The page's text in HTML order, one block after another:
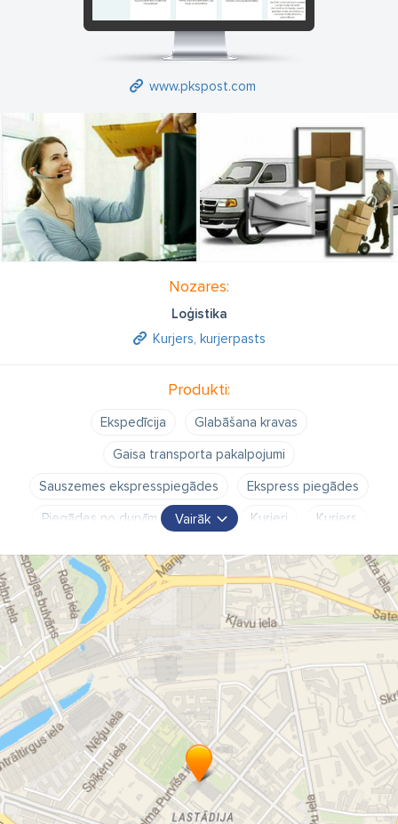
www.pkspost.com
Nozares:
Loģistika
Kurjers, kurjerpasts
Produkti:
Ekspedīcija
Glabāšana kravas
Gaisa transporta pakalpojumi
Sauszemes ekspresspiegādes
Ekspress piegādes
Piegādes no durvīm līdz durvīm
Kurjeri
Kurjers
Bīstamas kravas
Ekspedīcija
Glabāšana kravas
Kravu pārvadājumi
Kravu deklarēšana Loģistika
Vairāk